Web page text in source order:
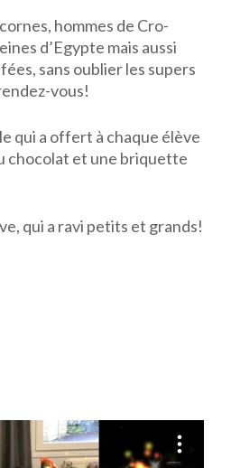
hommes de Cro-
d’Egypte mais aussi
sans oublier les supers
vous!
qui a offert à chaque élève
chocolat et une briquette
qui a ravi petits et grands!